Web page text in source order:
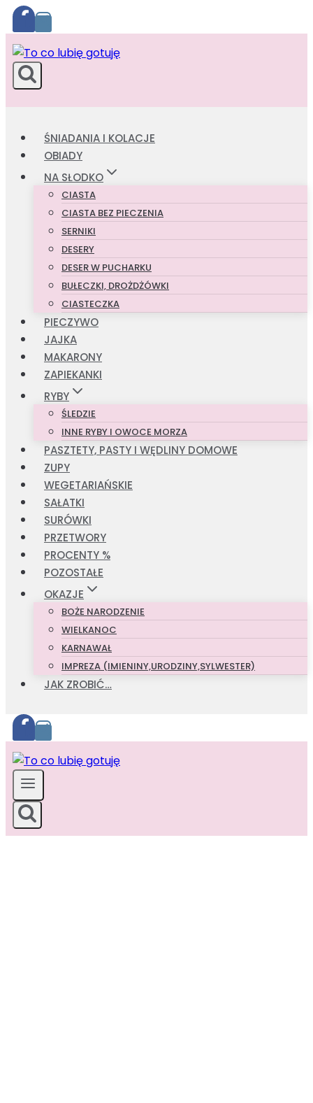
Przejdź
do
treści
ŚNIADANIA I KOLACJE
OBIADY
NA SŁODKO
CIASTA
CIASTA BEZ PIECZENIA
SERNIKI
DESERY
DESER W PUCHARKU
BUŁECZKI, DROŻDŻÓWKI
CIASTECZKA
PIECZYWO
JAJKA
MAKARONY
ZAPIEKANKI
RYBY
ŚLEDZIE
INNE RYBY I OWOCE MORZA
PASZTETY, PASTY I WĘDLINY DOMOWE
ZUPY
WEGETARIAŃSKIE
SAŁATKI
SURÓWKI
PRZETWORY
PROCENTY %
POZOSTAŁE
OKAZJE
BOŻE NARODZENIE
WIELKANOC
KARNAWAŁ
IMPREZA (IMIENINY,URODZINY,SYLWESTER)
JAK ZROBIĆ…